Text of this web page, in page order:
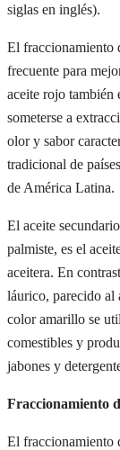
siglas en inglés).
El fraccionamiento
frecuente para
aceite rojo también
someterse a
olor y sabor
tradicional de
de América Latina.
El aceite
palmiste, es el
aceitera. En
láurico, parecido al
color amarillo se
comestibles y
jabones y
Fraccionamiento
El fraccionamiento